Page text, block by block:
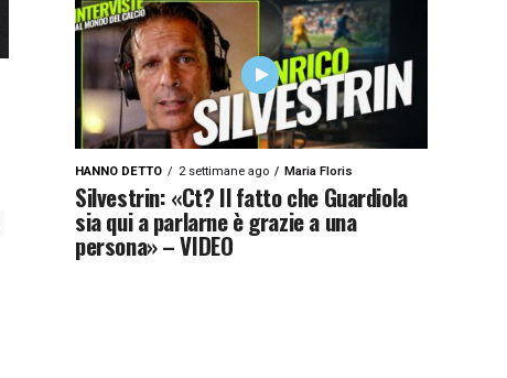
HANNO DETTO 2 settimane ago Maria Floris
Silvestrin: «Ct? Il fatto che Guardiola
sia qui a parlarne è grazie a una
persona» – VIDEO